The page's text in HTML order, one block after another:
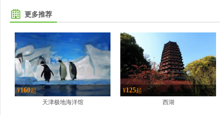
更多推荐
¥160起
天津极地海洋馆
¥125起
西湖